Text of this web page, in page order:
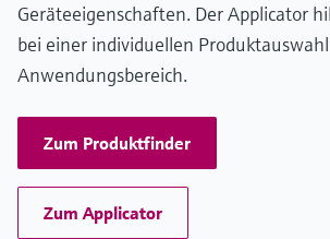
Geräteeigenschaften. Der Applicator
bei einer individuellen
Anwendungsbereich.
Zum Produktfinder
Zum Applicator